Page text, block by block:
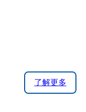
了解更多